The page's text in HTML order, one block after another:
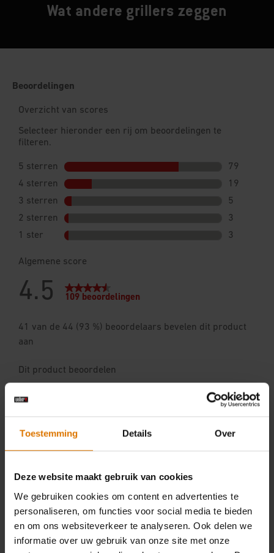
Toestemming Details Over
Deze website maakt gebruik van cookies
We gebruiken cookies om content en advertenties te
personaliseren, om functies voor social media te bieden
en om ons websiteverkeer te analyseren. Ook delen we
informatie over uw gebruik van onze site met onze
Wat andere grillers zeggen